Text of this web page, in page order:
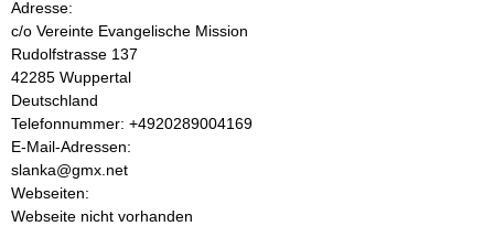
h
a
l
t
Adresse:
c/o Vereinte Evangelische Mission
Rudolfstrasse 137
42285 Wuppertal
Deutschland
K
o
n
t
a
Telefonnummer: +4920289004169
E-Mail-Adressen:
slanka@gmx.net
Webseiten:
Webseite nicht vorhanden